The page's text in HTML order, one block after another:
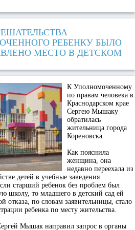
РЕБЕНКУ БЫЛО
МЕСТО В ДЕТСКОМ
К Уполномоченному
по правам человека в
Краснодарском крае
Сергею Мышаку
обратилась
жительница города
Кореновска.
Как пояснила
женщина, она
недавно переехала из
детей в учебные заведения
старший ребенок без проблем был
школу, то младшего в детский сад ей
отказа, по словам заявительницы, стало
ребенка по месту жительства.
Мышак направил запрос в органы